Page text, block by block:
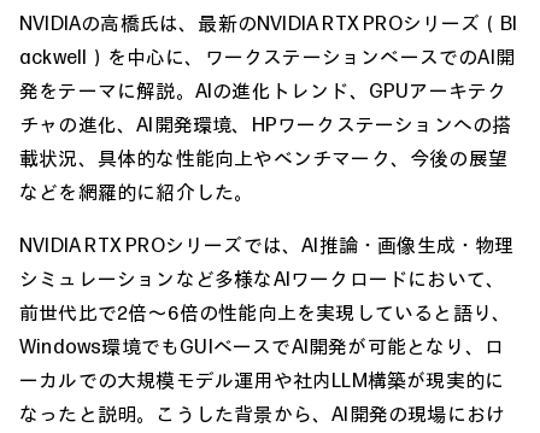
NVIDIAの高橋氏は、最新のNVIDIA RTX PROシリーズ（Bl
ackwell）を中心に、ワークステーションベースでのAI開
発をテーマに解説。AIの進化トレンド、GPUアーキテク
チャの進化、AI開発環境、HPワークステーションへの搭
載状況、具体的な性能向上やベンチマーク、今後の展望
などを網羅的に紹介した。
NVIDIA RTX PROシリーズでは、AI推論・画像生成・物理
シミュレーションなど多様なAIワークロードにおいて、
前世代比で2倍～6倍の性能向上を実現していると語り、
Windows環境でもGUIベースでAI開発が可能となり、ロ
ーカルでの大規模モデル運用や社内LLM構築が現実的に
なったと説明。こうした背景から、AI開発の現場におけ